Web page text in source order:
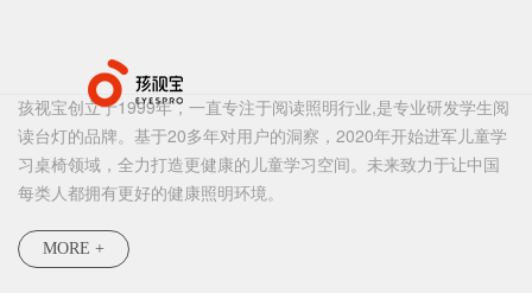
孩视宝创立于1999年，一直专注于阅读照明行业,是专业研发学生阅
读台灯的品牌。基于20多年对用户的洞察，2020年开始进军儿童学
习桌椅领域，全力打造更健康的儿童学习空间。未来致力于让中国
每类人都拥有更好的健康照明环境。
MORE +